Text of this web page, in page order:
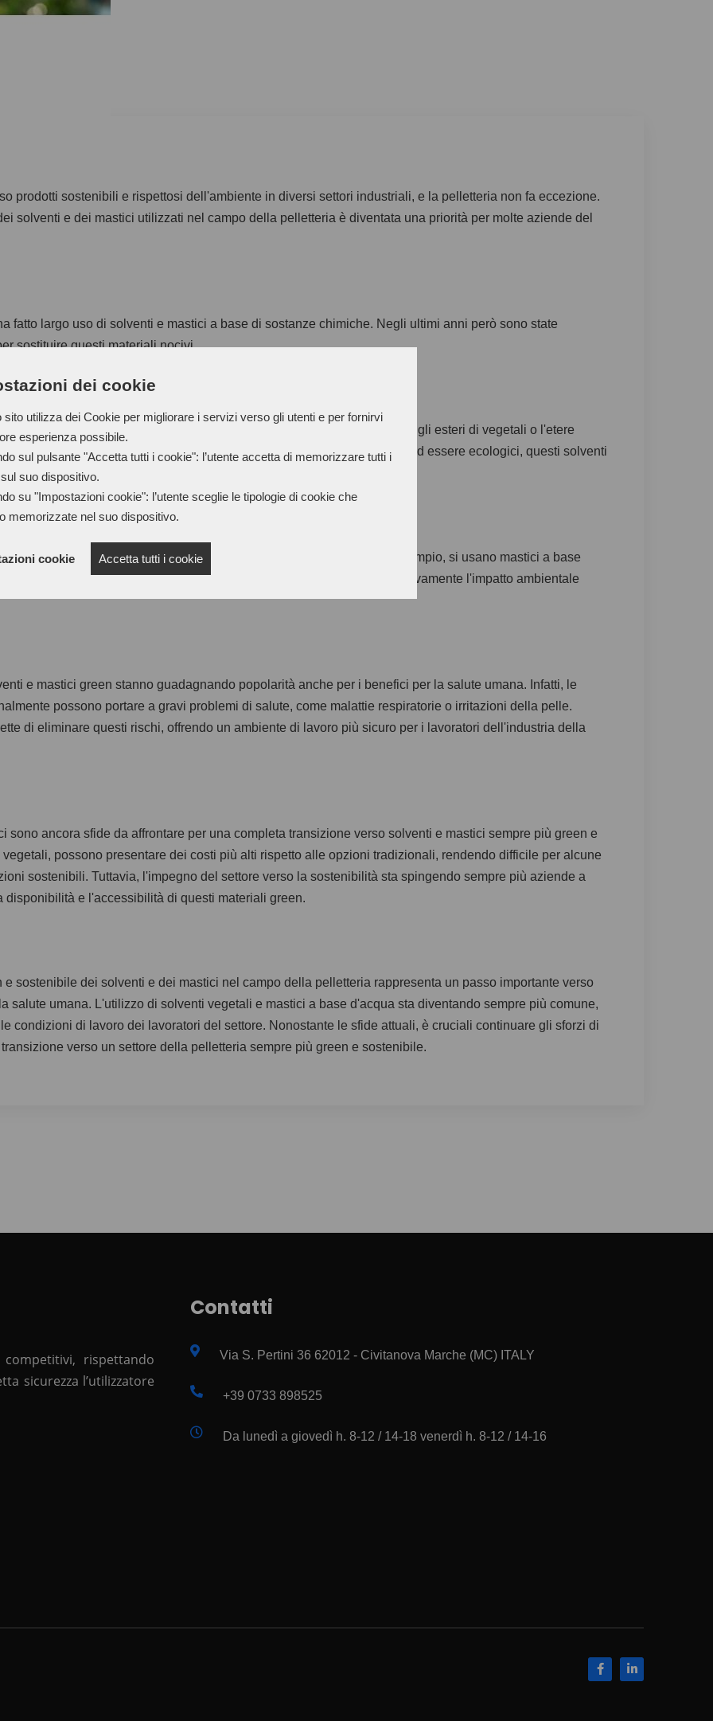
dei cookie
sito utilizza dei Cookie per migliorare i servizi verso gli utenti e per fornirvi
esperienza possibile.
sul pulsante "Accetta tutti i cookie": l’utente accetta di memorizzare tutti i
suo dispositivo.
su "Impostazioni cookie": l’utente sceglie le tipologie di cookie che
memorizzate nel suo dispositivo.
cookie Accetta tutti i cookie
prodotti sostenibili e rispettosi dell'ambiente in diversi settori industriali, e la pelletteria non fa eccezione.
solventi e dei mastici utilizzati nel campo della pelletteria è diventata una priorità per molte aziende del
fatto largo uso di solventi e mastici a base di sostanze chimiche. Negli ultimi anni però sono state
sostituire questi materiali nocivi.
lentamente lasciando spazio a solventi vegetali e biodegradabili come gli esteri di vegetali o l'etere
fonti rinnovabili e non contengono sostanze tossiche o dannose. Oltre ad essere ecologici, questi solventi
durante il processo produttivo.
pelletteria sono caratterizzati da un minore impatto ambientale. Ad esempio, si usano mastici a base
a base d'acqua sono atossici e biodegradabili, riducendo significativamente l'impatto ambientale
e mastici green stanno guadagnando popolarità anche per i benefici per la salute umana. Infatti, le
possono portare a gravi problemi di salute, come malattie respiratorie o irritazioni della pelle.
di eliminare questi rischi, offrendo un ambiente di lavoro più sicuro per i lavoratori dell'industria della
sono ancora sfide da affrontare per una completa transizione verso solventi e mastici sempre più green e
possono presentare dei costi più alti rispetto alle opzioni tradizionali, rendendo difficile per alcune
sostenibili. Tuttavia, l'impegno del settore verso la sostenibilità sta spingendo sempre più aziende a
e l'accessibilità di questi materiali green.
sostenibile dei solventi e dei mastici nel campo della pelletteria rappresenta un passo importante verso
salute umana. L'utilizzo di solventi vegetali e mastici a base d'acqua sta diventando sempre più comune,
condizioni di lavoro dei lavoratori del settore. Nonostante le sfide attuali, è cruciali continuare gli sforzi di
verso un settore della pelletteria sempre più green e sostenibile.
rispettando
sicurezza l’utilizzatore
Contatti
Via S. Pertini 36 62012 - Civitanova Marche (MC) ITALY
+39 0733 898525
Da lunedì a giovedì h. 8-12 / 14-18 venerdì h. 8-12 / 14-16